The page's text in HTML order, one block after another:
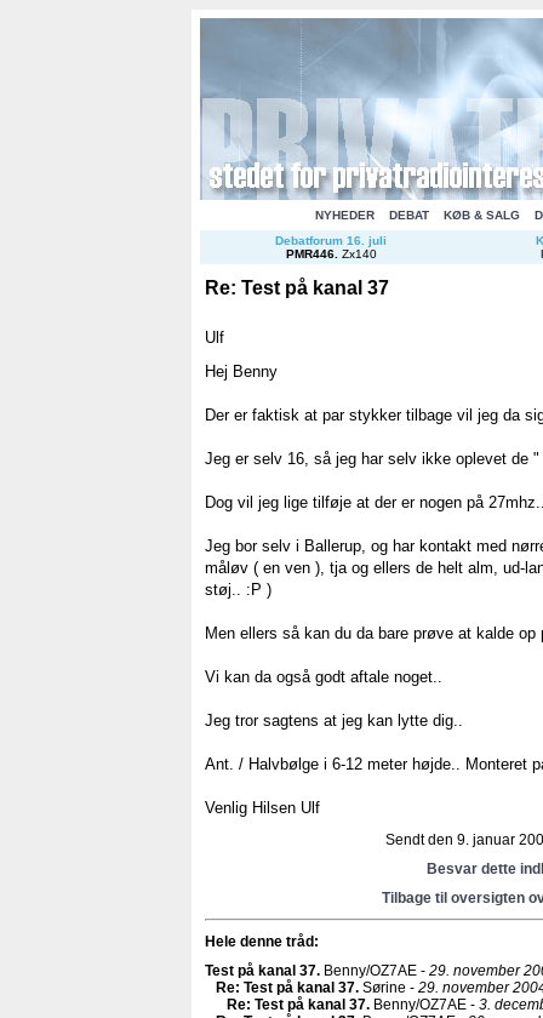
NYHEDER DEBAT KØB & SALG
Debatforum 16. juli
PMR446. Zx140
Re: Test på kanal 37
Ulf
Hej Benny
Der er faktisk at par stykker tilbage vil jeg da
Jeg er selv 16, så jeg har selv ikke oplevet de
Dog vil jeg lige tilføje at der er nogen på
Jeg bor selv i Ballerup, og har kontakt med
måløv ( en ven ), tja og ellers de helt alm, ud-
støj.. :P )
Men ellers så kan du da bare prøve at kalde op
Vi kan da også godt aftale noget..
Jeg tror sagtens at jeg kan lytte dig..
Ant. / Halvbølge i 6-12 meter højde.. Monteret
Venlig Hilsen Ulf
Sendt den 9. januar
Besvar dette
Tilbage til oversigten
Hele denne tråd:
Test på kanal 37. Benny/OZ7AE - 29. november
Re: Test på kanal 37. Sørine - 29. november
Re: Test på kanal 37. Benny/OZ7AE - 3.